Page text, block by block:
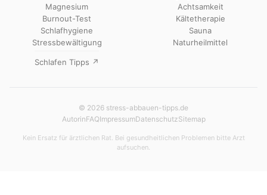
Magnesium
Burnout-Test
Schlafhygiene
Stressbewältigung
Schlafen Tipps ↗
Achtsamkeit
Kältetherapie
Sauna
Naturheilmittel
© 2026 stress-abbauen-tipps.de
AutorinFAQImpressumDatenschutzSitemap
Kein Ersatz für ärztlichen Rat. Bei gesundheitlichen Problemen bitte Arzt
aufsuchen.